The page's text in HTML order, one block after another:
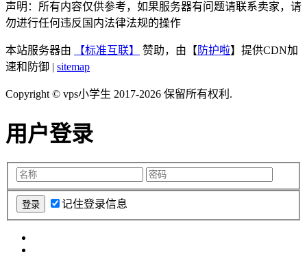
声明：所有内容仅供参考，如果服务器有问题请联系卖家，请
勿进行任何违反国内法律法规的操作
本站服务器由 【标准互联】 赞助，由【 防护啦】提供CDN加
速和防御 | sitemap
Copyright © vps小学生 2017-2026 保留所有权利.
用户登录
记住登录信息